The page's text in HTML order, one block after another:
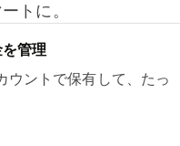
トに。
管理
ウントで保有して、たっ